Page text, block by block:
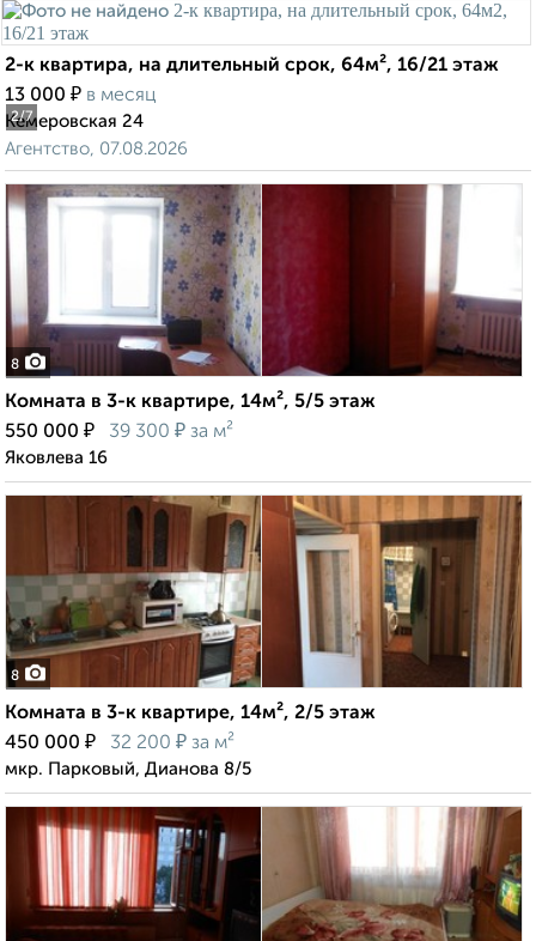
2/7
2-к квартира, на длительный срок, 64м², 16/21 этаж
13 000 ₽ в месяц
Кемеровская 24
Агентство, 07.08.2026
8
Комната в 3-к квартире, 14м², 5/5 этаж
550 000 ₽ 39 300 ₽ за м²
Яковлева 16
8
Комната в 3-к квартире, 14м², 2/5 этаж
450 000 ₽ 32 200 ₽ за м²
мкр. Парковый, Дианова 8/5